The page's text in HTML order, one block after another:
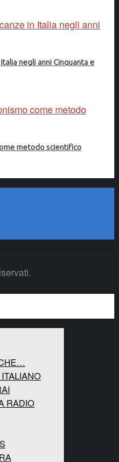
negli anni Cinquanta e
metodo scientifico
RADIO